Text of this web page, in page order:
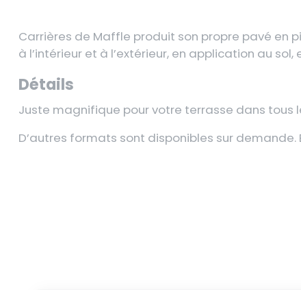
Carrières de Maffle produit son propre pavé en
à l’intérieur et à l’extérieur, en application au
Détails
Juste magnifique pour votre terrasse dans tous
D’autres formats sont disponibles sur demande.